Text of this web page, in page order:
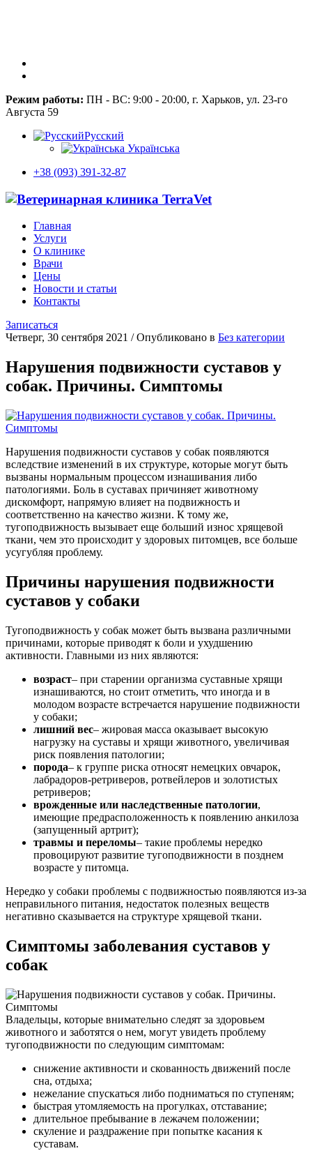
Режим работы: ПН - ВС: 9:00 - 20:00, г. Харьков, ул. 23-го
Августа 59
Русский
Українська
+38 (093) 391-32-87
Главная
Услуги
О клинике
Врачи
Цены
Новости и статьи
Контакты
Записаться
Четверг, 30 сентября 2021 /Опубликовано в Без категории
Нарушения подвижности суставов у
собак. Причины. Симптомы
Нарушения подвижности суставов у собак появляются
вследствие изменений в их структуре, которые могут быть
вызваны нормальным процессом изнашивания либо
патологиями. Боль в суставах причиняет животному
дискомфорт, напрямую влияет на подвижность и
соответственно на качество жизни. К тому же,
тугоподвижность вызывает еще больший износ хрящевой
ткани, чем это происходит у здоровых питомцев, все больше
усугубляя проблему.
Причины нарушения подвижности
суставов у собаки
Тугоподвижность у собак может быть вызвана различными
причинами, которые приводят к боли и ухудшению
активности. Главными из них являются:
возраст– при старении организма суставные хрящи
изнашиваются, но стоит отметить, что иногда и в
молодом возрасте встречается нарушение подвижности
у собаки;
лишний вес– жировая масса оказывает высокую
нагрузку на суставы и хрящи животного, увеличивая
риск появления патологии;
порода– к группе риска относят немецких овчарок,
лабрадоров-ретриверов, ротвейлеров и золотистых
ретриверов;
врожденные или наследственные патологии,
имеющие предрасположенность к появлению анкилоза
(запущенный артрит);
травмы и переломы– такие проблемы нередко
провоцируют развитие тугоподвижности в позднем
возрасте у питомца.
Нередко у собаки проблемы с подвижностью появляются из-за
неправильного питания, недостаток полезных веществ
негативно сказывается на структуре хрящевой ткани.
Симптомы заболевания суставов у
собак
Владельцы, которые внимательно следят за здоровьем
животного и заботятся о нем, могут увидеть проблему
тугоподвижности по следующим симптомам:
снижение активности и скованность движений после
сна, отдыха;
нежелание спускаться либо подниматься по ступеням;
быстрая утомляемость на прогулках, отставание;
длительное пребывание в лежачем положении;
скуление и раздражение при попытке касания к
суставам.